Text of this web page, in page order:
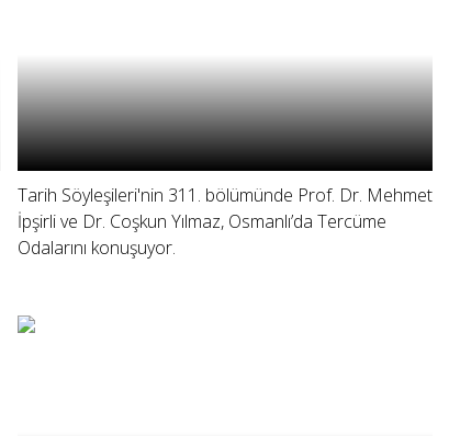
Tarih Söyleşileri'nin 311. bölümünde Prof. Dr. Mehmet
İpşirli ve Dr. Coşkun Yılmaz, Osmanlı’da Tercüme
Odalarını konuşuyor.